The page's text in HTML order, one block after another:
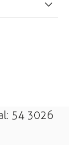
constraint "FK
in database
54 3026